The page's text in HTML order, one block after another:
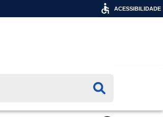
ACESSIBILIDADE